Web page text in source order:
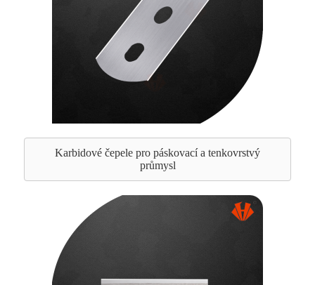
Karbidové čepele pro páskovací a tenkovrstvý
průmysl